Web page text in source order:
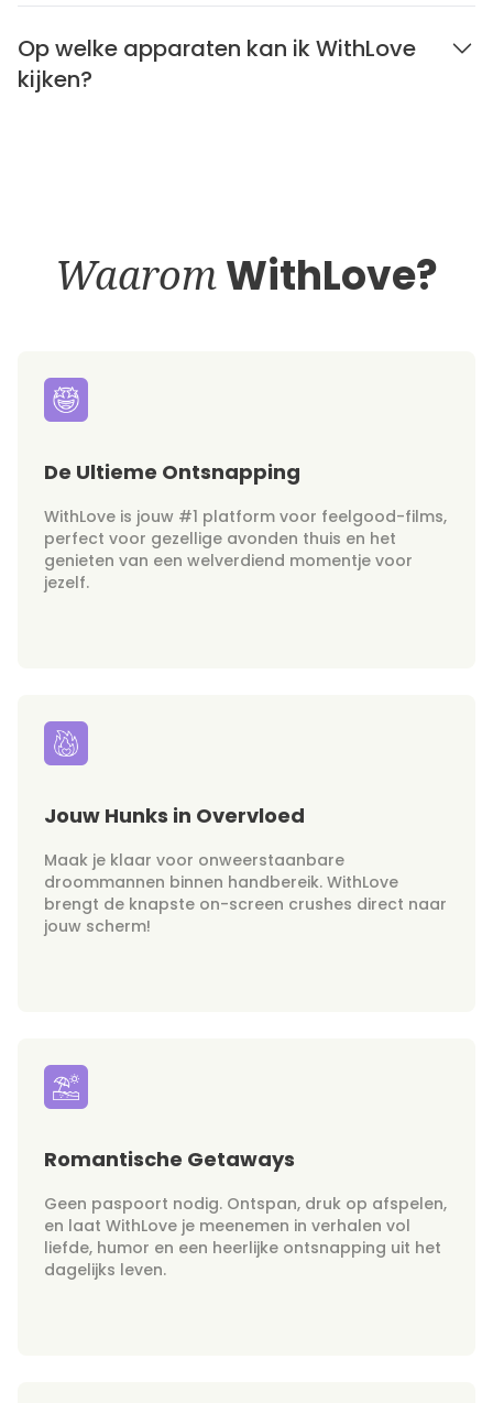
Op welke apparaten kan ik WithLove
kijken?
WaaromWithLove?
De Ultieme Ontsnapping
WithLove is jouw #1 platform voor feelgood-films,
perfect voor gezellige avonden thuis en het
genieten van een welverdiend momentje voor
jezelf.
Jouw Hunks in Overvloed
Maak je klaar voor onweerstaanbare
droommannen binnen handbereik. WithLove
brengt de knapste on-screen crushes direct naar
jouw scherm!
Romantische Getaways
Geen paspoort nodig. Ontspan, druk op afspelen,
en laat WithLove je meenemen in verhalen vol
liefde, humor en een heerlijke ontsnapping uit het
dagelijks leven.